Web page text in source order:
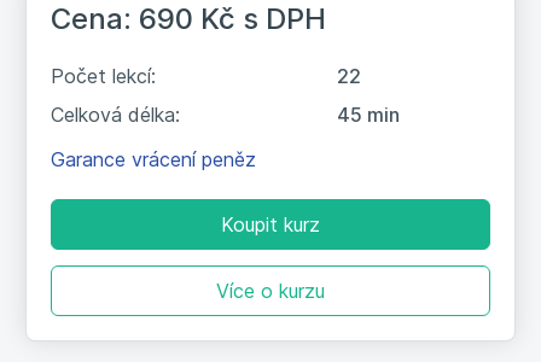
Cena: 690 Kč s DPH
Počet lekcí:
22
Celková délka:
45 min
Garance vrácení peněz
Koupit kurz
Více o kurzu